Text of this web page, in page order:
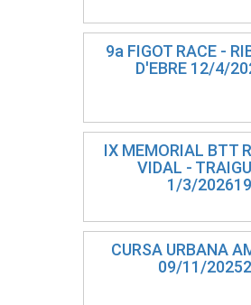
9a FIGOT RACE -
D'EBRE 12/4/
IX MEMORIAL BTT
VIDAL -
1/3/202619
CURSA URBANA
09/11/